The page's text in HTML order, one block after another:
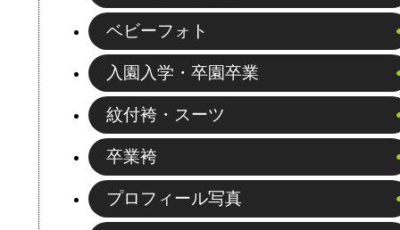
ベビーフォト
入園入学・卒園卒業
紋付袴・スーツ
卒業袴
プロフィール写真